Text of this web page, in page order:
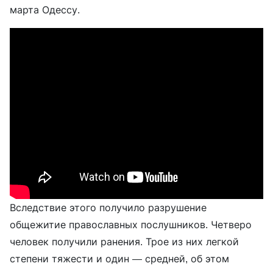
марта Одессу.
Вследствие этого получило разрушение
общежитие православных послушников. Четверо
человек получили ранения. Трое из них легкой
степени тяжести и один — средней, об этом